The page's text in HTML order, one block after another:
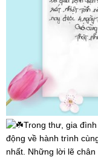
Trong thư, gia
động về hành trình
nhất. Những lời lẽ